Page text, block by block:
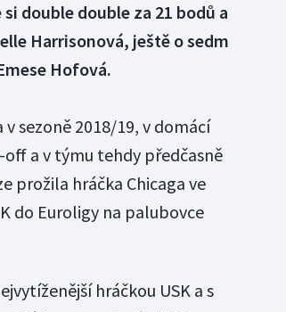
double double za 21 bodů a
Harrisonová, ještě o sedm
Hofová.
sezoně 2018/19, v domácí
a v týmu tehdy předčasně
prožila hráčka Chicaga ve
do Euroligy na palubovce
hráčkou USK a s